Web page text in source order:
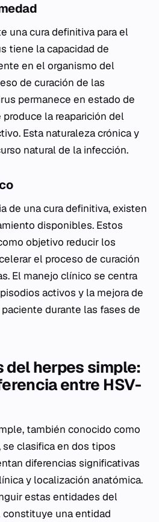
una cura definitiva para el
tiene la capacidad de
en el organismo del
de curación de las
permanece en estado de
la reaparición del
Esta naturaleza crónica y
natural de la infección.
de una cura definitiva, existen
disponibles. Estos
objetivo reducir los
el proceso de curación
El manejo clínico se centra
activos y la mejora de
durante las fases de
del herpes simple:
entre HSV-
también conocido como
clasifica en dos tipos
diferencias significativas
y localización anatómica.
estas entidades del
constituye una entidad